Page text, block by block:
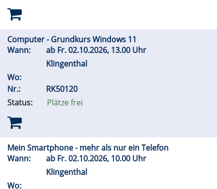
Computer - Grundkurs Windows 11
Wann:
ab Fr.02.10.2026, 13.00 Uhr
Klingenthal
Wo:
Nr.:
RK50120
Status:
Plätze frei
Mein Smartphone - mehr als nur ein Telefon
Wann:
ab Fr.02.10.2026, 10.00 Uhr
Klingenthal
Wo: